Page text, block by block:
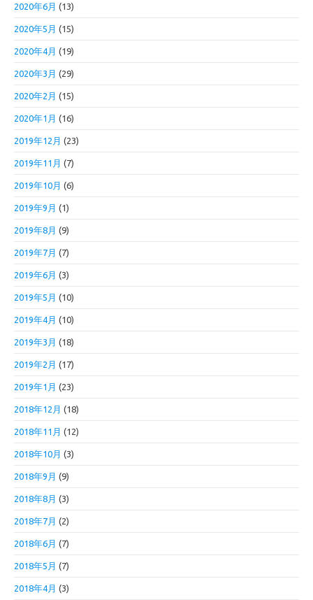
2020年6月 (13)
2020年5月 (15)
2020年4月 (19)
2020年3月 (29)
2020年2月 (15)
2020年1月 (16)
2019年12月 (23)
2019年11月 (7)
2019年10月 (6)
2019年9月 (1)
2019年8月 (9)
2019年7月 (7)
2019年6月 (3)
2019年5月 (10)
2019年4月 (10)
2019年3月 (18)
2019年2月 (17)
2019年1月 (23)
2018年12月 (18)
2018年11月 (12)
2018年10月 (3)
2018年9月 (9)
2018年8月 (3)
2018年7月 (2)
2018年6月 (7)
2018年5月 (7)
2018年4月 (3)